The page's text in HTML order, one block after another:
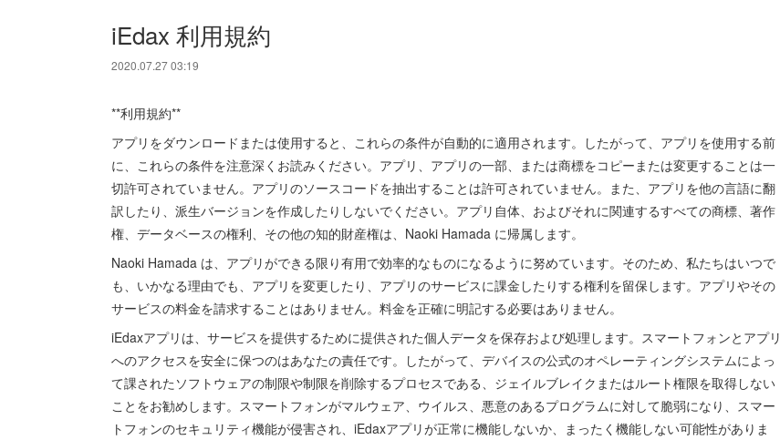
iEdax 利用規約
2020.07.27 03:19
**利用規約**
アプリをダウンロードまたは使用すると、これらの条件が自動的に適用されます。したがって、アプリを使用する前
に、これらの条件を注意深くお読みください。アプリ、アプリの一部、または商標をコピーまたは変更することは一
切許可されていません。アプリのソースコードを抽出することは許可されていません。また、アプリを他の言語に翻
訳したり、派生バージョンを作成したりしないでください。アプリ自体、およびそれに関連するすべての商標、著作
権、データベースの権利、その他の知的財産権は、Naoki Hamada に帰属します。
Naoki Hamada は、アプリができる限り有用で効率的なものになるように努めています。そのため、私たちはいつで
も、いかなる理由でも、アプリを変更したり、アプリのサービスに課金したりする権利を留保します。アプリやその
サービスの料金を請求することはありません。料金を正確に明記する必要はありません。
iEdaxアプリは、サービスを提供するために提供された個人データを保存および処理します。スマートフォンとアプリ
へのアクセスを安全に保つのはあなたの責任です。したがって、デバイスの公式のオペレーティングシステムによっ
て課されたソフトウェアの制限や制限を削除するプロセスである、ジェイルブレイクまたはルート権限を取得しない
ことをお勧めします。スマートフォンがマルウェア、ウイルス、悪意のあるプログラムに対して脆弱になり、スマー
トフォンのセキュリティ機能が侵害され、iEdaxアプリが正常に機能しないか、まったく機能しない可能性がありま